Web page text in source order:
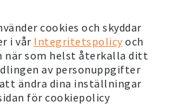
cookies och skyddar
i vår Integritetspolicy och
när som helst återkalla ditt
av personuppgifter
ändra dina inställningar
för cookiepolicy
blivit anställda hos en
hos oss i våras arbetar nu
vår utemiljö. Vi träffas nästan
områden och arbetar. Det är kul.